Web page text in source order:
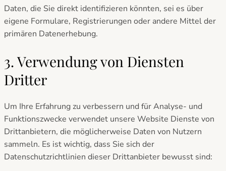
Daten, die Sie direkt identifizieren könnten, sei es über
eigene Formulare, Registrierungen oder andere Mittel der
primären Datenerhebung.
3. Verwendung von Diensten
Dritter
Um Ihre Erfahrung zu verbessern und für Analyse- und
Funktionszwecke verwendet unsere Website Dienste von
Drittanbietern, die möglicherweise Daten von Nutzern
sammeln. Es ist wichtig, dass Sie sich der
Datenschutzrichtlinien dieser Drittanbieter bewusst sind: